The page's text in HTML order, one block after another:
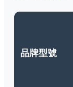
品牌型號